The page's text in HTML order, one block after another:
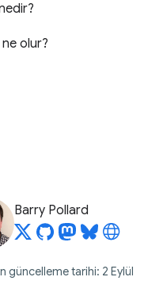
olur?
Barry Pollard
güncelleme tarihi: 2 Eylül